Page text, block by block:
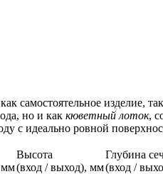
самостоятельное изделие,
но и как кюветный лоток,
с идеально ровной
мм
Высота
(вход / выход), мм
Глубина
(вход /